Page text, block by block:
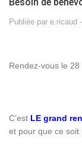
Publiée par e.ricaud -
Rendez-vous le 28
C’est LE grand
et pour que ce soit